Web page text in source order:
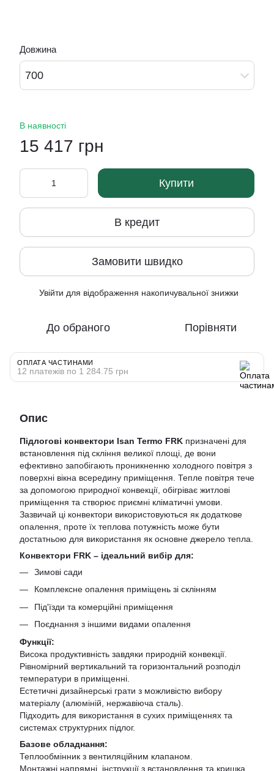
Довжина
700
В наявності
15 417 грн
Купити
В кредит
Замовити швидко
Увійти для відображення накопичувальної знижки
До обраного Порівняти
ОПЛАТА ЧАСТИНАМИ
12 платежів по 1 284.75 грн
Опис
Підлогові конвектори Isan Termo FRK призначені для
встановлення під скління великої площі, де вони
ефективно запобігають проникненню холодного повітря з
поверхні вікна всередину приміщення. Тепле повітря тече
за допомогою природної конвекції, обігріває житлові
приміщення та створює приємні кліматичні умови.
Зазвичай ці конвектори використовуються як додаткове
опалення, проте їх теплова потужність може бути
достатньою для використання як основне джерело тепла.
Конвектори FRK – ідеальний вибір для:
Зимові сади
Комплексне опалення приміщень зі склінням
Під'їзди та комерційні приміщення
Поєднання з іншими видами опалення
Функції:
Висока продуктивність завдяки природній конвекції.
Рівномірний вертикальний та горизонтальний розподіл
температури в приміщенні.
Естетичні дизайнерські грати з можливістю вибору
матеріалу (алюміній, нержавіюча сталь).
Підходить для використання в сухих приміщеннях та
системах структурних підлог.
Базове обладнання:
Теплообмінник з вентиляційним клапаном.
Монтажні напрямні, інструкції з встановлення та кришка